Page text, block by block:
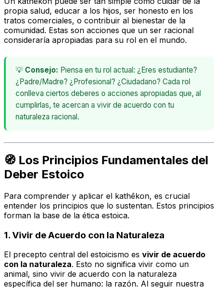
propia salud, educar a los hijos, ser honesto en los
tratos comerciales, o contribuir al bienestar de la
comunidad. Estas son acciones que un ser racional
consideraría apropiadas para su rol en el mundo.
💡 Consejo: Piensa en tu rol actual: ¿Eres estudiante?
¿Padre/Madre? ¿Profesional? ¿Ciudadano? Cada rol
conlleva ciertos deberes o acciones apropiadas que, al
cumplirlas, te acercan a vivir de acuerdo con tu
naturaleza racional.
🧭 Los Principios Fundamentales del
Deber Estoico
Para comprender y aplicar el kathēkon, es crucial
entender los principios que lo sustentan. Estos principios
forman la base de la ética estoica.
1. Vivir de Acuerdo con la Naturaleza
El precepto central del estoicismo es vivir de acuerdo
con la naturaleza. Esto no significa vivir como un
animal, sino vivir de acuerdo con la naturaleza
específica del ser humano: la razón. Al seguir nuestra